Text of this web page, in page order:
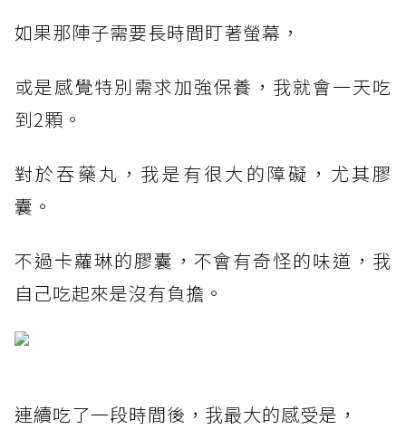
如果那陣子需要長時間盯著螢幕，
或是感覺特別需求加強保養，我就會一天吃
到2顆。
對於吞藥丸，我是有很大的障礙，尤其膠
囊。
不過卡蘿琳的膠囊，不會有奇怪的味道，我
自己吃起來是沒有負擔。
連續吃了一段時間後，我最大的感受是，